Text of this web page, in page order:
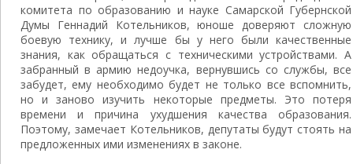
комитета по образованию и науке Самарской Губернской
Думы Геннадий Котельников, юноше доверяют сложную
боевую технику, и лучше бы у него были качественные
знания, как обращаться с техническими устройствами. А
забранный в армию недоучка, вернувшись со службы, все
забудет, ему необходимо будет не только все вспомнить,
но и заново изучить некоторые предметы. Это потеря
времени и причина ухудшения качества образования.
Поэтому, замечает Котельников, депутаты будут стоять на
предложенных ими изменениях в законе.